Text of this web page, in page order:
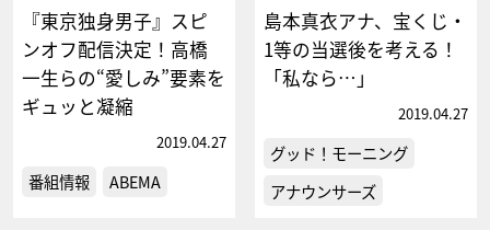
『東京独身男子』スピ
ンオフ配信決定！高橋
一生らの“愛しみ”要素を
ギュッと凝縮
2019.04.27
番組情報 ABEMA
島本真衣アナ、宝くじ・
1等の当選後を考える！
「私なら…」
2019.04.27
グッド！モーニング
アナウンサーズ